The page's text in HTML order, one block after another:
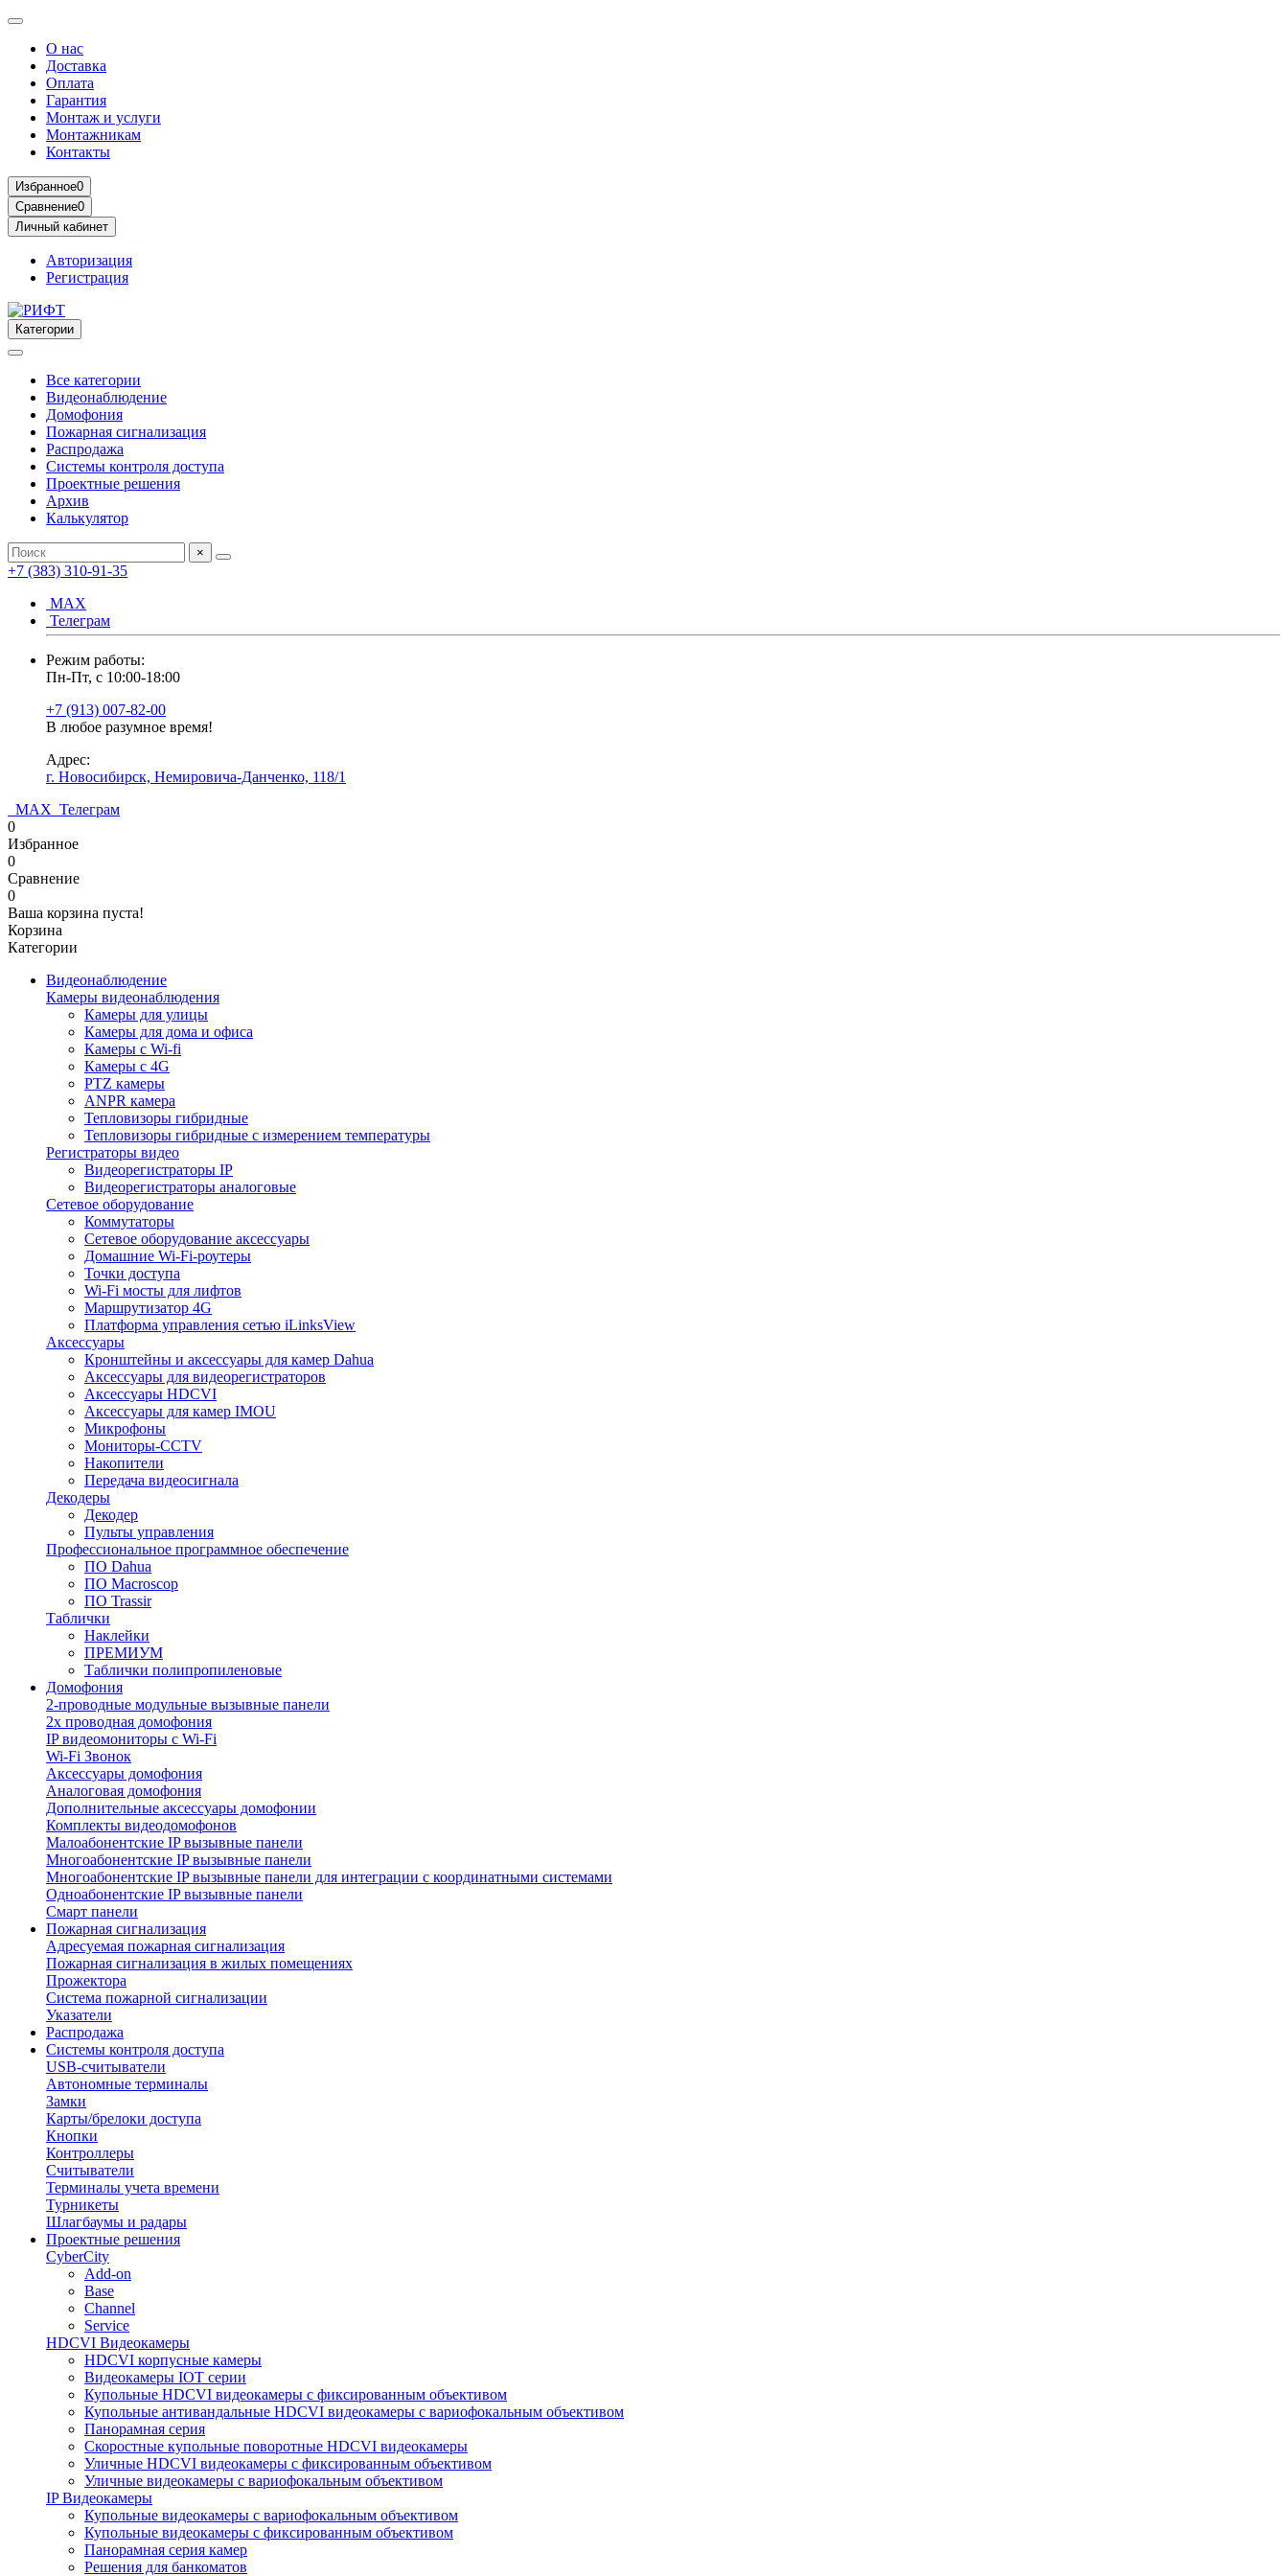
О нас
Доставка
Оплата
Гарантия
Монтаж и услуги
Монтажникам
Контакты
Избранное0
Сравнение0
Личный кабинет
Авторизация
Регистрация
Категории
Все категории
Видеонаблюдение
Домофония
Пожарная сигнализация
Распродажа
Системы контроля доступа
Проектные решения
Архив
Калькулятор
×
+7 (383) 310-91-35
МАХ
Телеграм
Режим работы:
Пн-Пт, с 10:00-18:00
+7 (913) 007-82-00
В любое разумное время!
Адрес:
г. Новосибирск, Немировича-Данченко, 118/1
МАХ Телеграм
0
Избранное
0
Сравнение
0
Ваша корзина пуста!
Корзина
Категории
Видеонаблюдение
Камеры видеонаблюдения
Камеры для улицы
Камеры для дома и офиса
Камеры с Wi-fi
Камеры с 4G
PTZ камеры
ANPR камера
Тепловизоры гибридные
Тепловизоры гибридные c измерением температуры
Регистраторы видео
Видеорегистраторы IP
Видеорегистраторы аналоговые
Сетевое оборудование
Коммутаторы
Сетевое оборудование аксессуары
Домашние Wi-Fi-роутеры
Точки доступа
Wi-Fi мосты для лифтов
Маршрутизатор 4G
Платформа управления сетью iLinksView
Аксессуары
Кронштейны и аксессуары для камер Dahua
Аксессуары для видеорегистраторов
Аксессуары HDCVI
Аксессуары для камер IMOU
Микрофоны
Мониторы-CCTV
Накопители
Передача видеосигнала
Декодеры
Декодер
Пульты управления
Профессиональное программное обеспечение
ПО Dahua
ПО Macroscop
ПО Trassir
Таблички
Наклейки
ПРЕМИУМ
Таблички полипропиленовые
Домофония
2-проводные модульные вызывные панели
2х проводная домофония
IP видеомониторы с Wi-Fi
Wi-Fi Звонок
Аксессуары домофония
Аналоговая домофония
Дополнительные аксессуары домофонии
Комплекты видеодомофонов
Малоабонентские IP вызывные панели
Многоабонентские IP вызывные панели
Многоабонентские IP вызывные панели для интеграции с координатными системами
Одноабонентские IP вызывные панели
Смарт панели
Пожарная сигнализация
Адресуемая пожарная сигнализация
Пожарная сигнализация в жилых помещениях
Прожектора
Система пожарной сигнализации
Указатели
Распродажа
Системы контроля доступа
USB-считыватели
Автономные терминалы
Замки
Карты/брелоки доступа
Кнопки
Контроллеры
Считыватели
Терминалы учета времени
Турникеты
Шлагбаумы и радары
Проектные решения
CyberCity
Add-on
Base
Channel
Service
HDCVI Видеокамеры
HDCVI корпусные камеры
Видеокамеры IOT серии
Купольные HDCVI видеокамеры с фиксированным объективом
Купольные антивандальные HDCVI видеокамеры с вариофокальным объективом
Панорамная серия
Скоростные купольные поворотные HDCVI видеокамеры
Уличные HDCVI видеокамеры с фиксированным объективом
Уличные видеокамеры с вариофокальным объективом
IP Видеокамеры
Купольные видеокамеры с вариофокальным объективом
Купольные видеокамеры с фиксированным объективом
Панорамная серия камер
Решения для банкоматов